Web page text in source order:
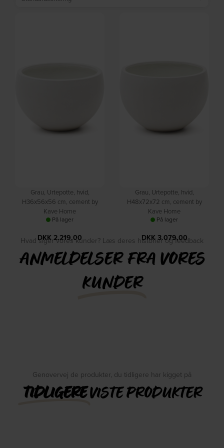
Grau, Urtepotte, hvid,
H36x56x56 cm, cement by
Kave Home
På lager
DKK2.219,00
Grau, Urtepotte, hvid,
H48x72x72 cm, cement by
Kave Home
På lager
DKK3.079,00
Hvad siger vores kunder? Læs deres historier og feedback
ANMELDELSER FRA VORES
KUNDER
Genovervej de produkter, du tidligere har kigget på
TIDLIGEREVISTE PRODUKTER